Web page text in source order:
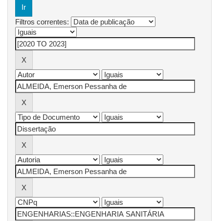
Filtros correntes: